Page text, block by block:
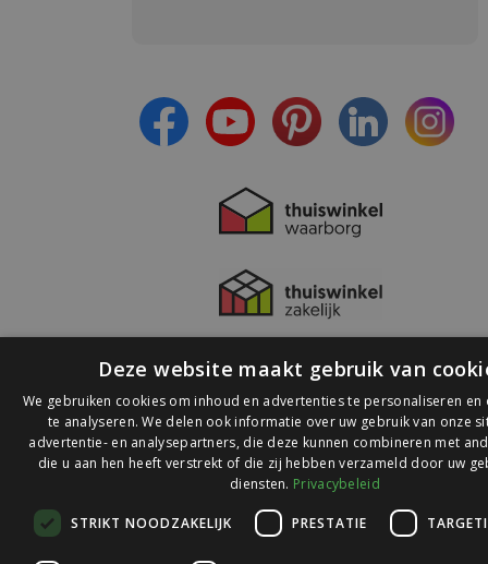
© 2026 Ledlichtdiscounter.nl
op
Deze website maakt gebruik van
We gebruiken cookies om inhoud en advertenties te personaliseren en
te analyseren. We delen ook informatie over uw gebruik van onze
advertentie- en analysepartners, die deze kunnen combineren met
die u aan hen heeft verstrekt of die zij hebben verzameld door uw
diensten. Privacybeleid
STRIKT NOODZAKELIJK PRESTATIE